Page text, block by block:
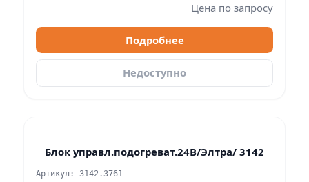
Цена по запросу
Подробнее
Недоступно
Блок управл.подогреват.24В/Элтра/ 3142
Артикул: 3142.3761